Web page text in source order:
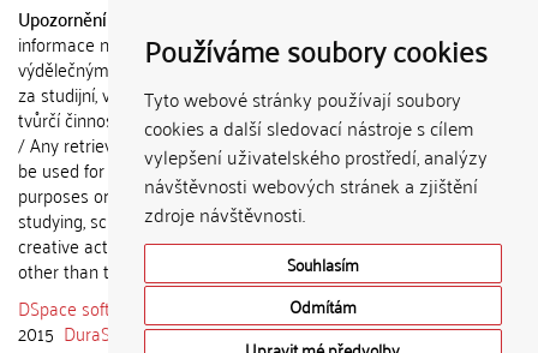
Používáme soubory cookies
Tyto webové stránky používají soubory
cookies a další sledovací nástroje s cílem
vylepšení uživatelského prostředí, analýzy
návštěvnosti webových stránek a zjištění
zdroje návštěvnosti.
Souhlasím
Odmítám
Upozornění / Notice:
informace nemohou být použity k
výdělečným účelům nebo vydávány
za studijní, vědeckou nebo jinou
tvůrčí činnost jiné osoby než autora.
/ Any retrieved information shall not
be used for any commercial
purposes or claimed as results of
studying, scientific or any other
creative activities of any person
other than the author.
DSpace software
copyright © 2002-
2015 DuraSpace